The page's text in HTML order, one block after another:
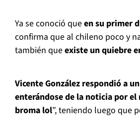
Ya se conoció queen su primer
confirma que al chileno poco y
también queexiste un quiebre
Vicente González respondió a
enterándose de la noticia por el
broma lol”, teniendo luego que